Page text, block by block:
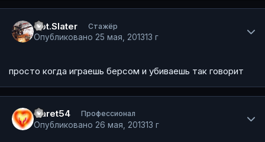
Cpt.Slater Стажёр
Опубликовано 25 мая, 201313 г
просто когда играешь берсом и убиваешь так говорит
Garet54 Профессионал
Опубликовано 26 мая, 201313 г